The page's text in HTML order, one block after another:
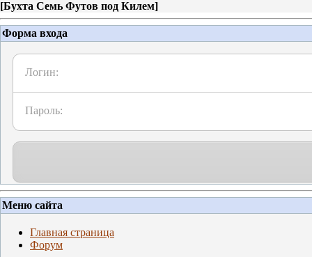
[Бухта Семь Футов под Килем]
Форма входа
Логин:
Пароль:
Меню сайта
Главная страница
Форум